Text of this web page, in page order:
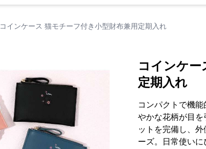
コインケース 猫モチーフ付き小型財布兼用定期入れ
コインケー
定期入れ
コンパクトで機
やかな花柄が目
ットを完備し、
ーズ。日常使い